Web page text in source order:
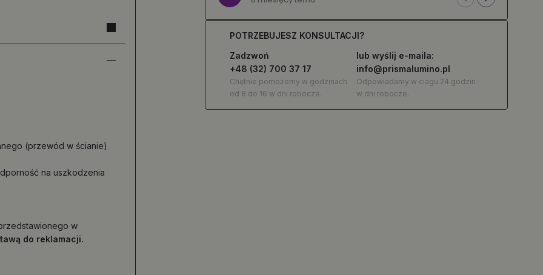
(przewód w ścianie)
na uszkodzenia
w
do reklamacji.
POTRZEBUJESZ KONSULTACJI?
Zadzwoń
+48 (32) 700 37 17
Chętnie pomożemy w godzinach
od 8 do 16 w dni robocze.
lub wyślij e-maila:
info@prismalumino.pl
Odpowiadamy w ciagu 24 godzin
w dni robocze.